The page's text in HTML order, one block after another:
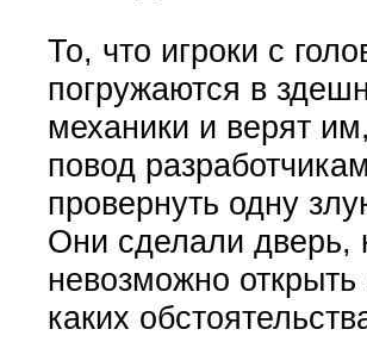
То, что игроки с
погружаются в
механики и верят
повод разработчикам
провернуть одну
Они сделали дверь,
невозможно открыть
каких